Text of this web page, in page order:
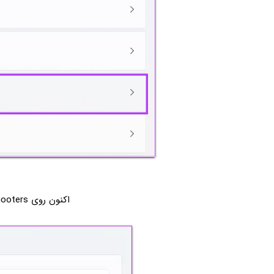
اکنون روی Other troubleshooters کلیک کنید.